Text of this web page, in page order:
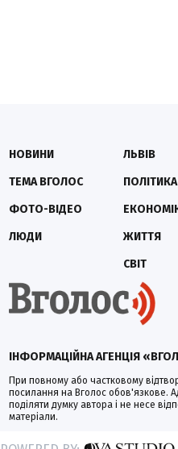
ІНФОРМАЦІЙНА АГЕНЦІЯ
При повному або частковому
посилання на Вголос обов'язкове.
поділяти думку автора і не несе
матеріали.
НОВИНИ
ТЕМА ВГОЛОС
ФОТО-ВІДЕО
ЛЮДИ
ЛЬВІВ
ПОЛІТИКА
ЖИТТЯ
СВІТ